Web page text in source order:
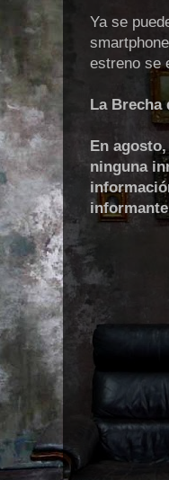
Ya se
estreno se
La Brecha
En
ninguna